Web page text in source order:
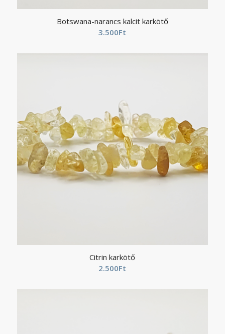
Botswana-narancs kalcit karkötő
3.500Ft
Citrin karkötő
2.500Ft